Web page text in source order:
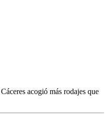
acogió más rodajes que